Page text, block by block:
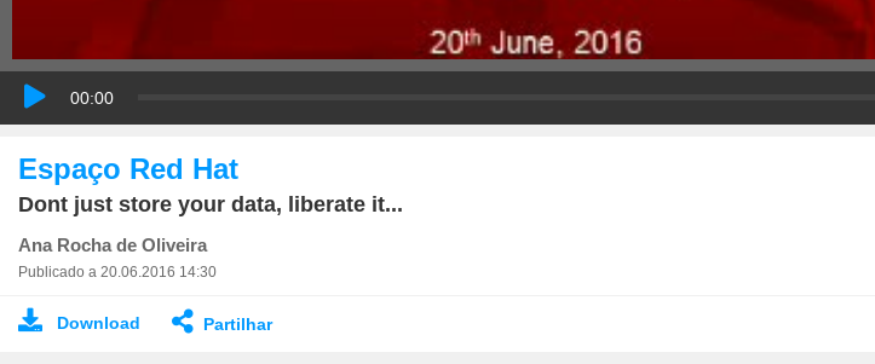
00:00
Espaço Red Hat
Dont just store your data, liberate it...
Ana Rocha de Oliveira
Publicado a 20.06.2016 14:30
Download Partilhar